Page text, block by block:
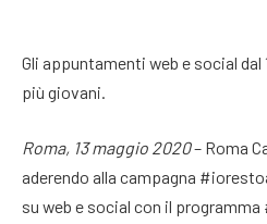
Gli appuntamenti web e social dal
più giovani.
Roma, 13 maggio 2020– Roma
aderendo alla campagna
su web e social con il